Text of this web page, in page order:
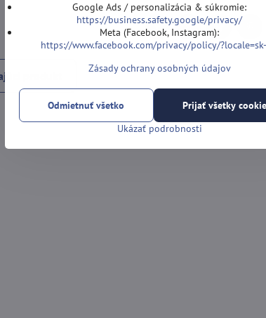
FacebookTwitterBluesky
produkt
Google Ads / personalizácia & súkromie:
https://business.safety.google/privacy/
Meta (Facebook, Instagram):
https://www.facebook.com/privacy/policy/
Zásady ochrany osobných údajov
Ukázať podrobnosti
Prijať všetky
Odmietnuť všetko